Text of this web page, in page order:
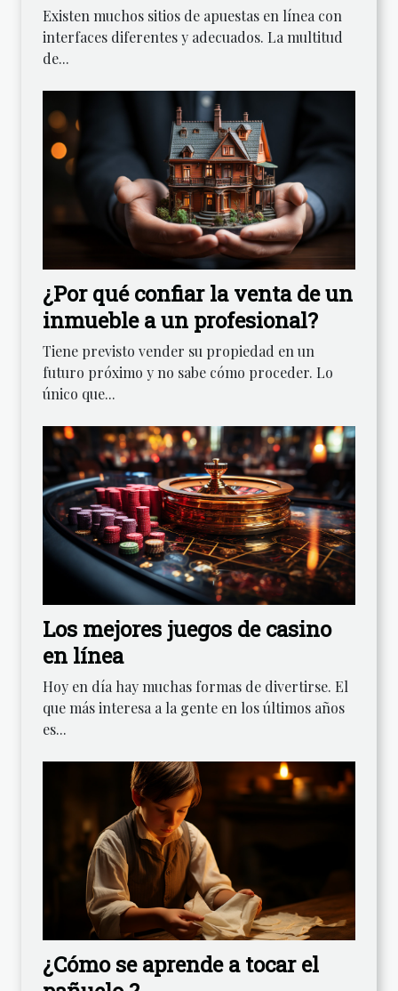
Existen muchos sitios de apuestas en línea con
interfaces diferentes y adecuados. La multitud
de...
¿Por qué confiar la venta de un
inmueble a un profesional?
Tiene previsto vender su propiedad en un
futuro próximo y no sabe cómo proceder. Lo
único que...
Los mejores juegos de casino
en línea
Hoy en día hay muchas formas de divertirse. El
que más interesa a la gente en los últimos años
es...
¿Cómo se aprende a tocar el